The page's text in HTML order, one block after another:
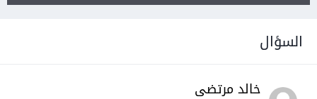
السؤال
خالد مرتضى